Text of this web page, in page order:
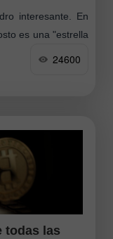
interesante. En
es una "estrella
advertir24600
todas las